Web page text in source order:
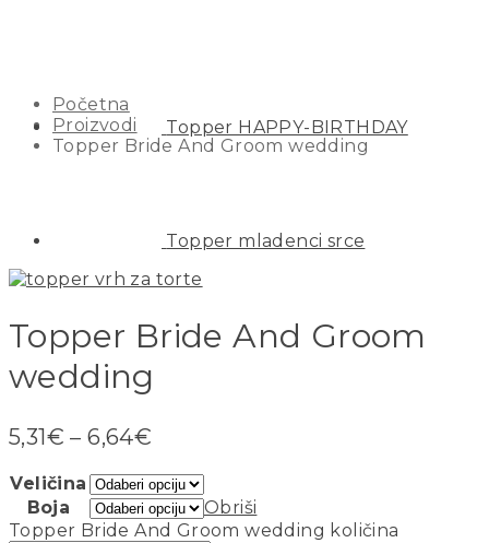
Početna
Proizvodi
Topper Bride And Groom wedding
Topper HAPPY-BIRTHDAY
Topper mladenci srce
Topper Bride And Groom
wedding
5,31€ –6,64€
Veličina
Boja
Obriši
Topper Bride And Groom wedding količina